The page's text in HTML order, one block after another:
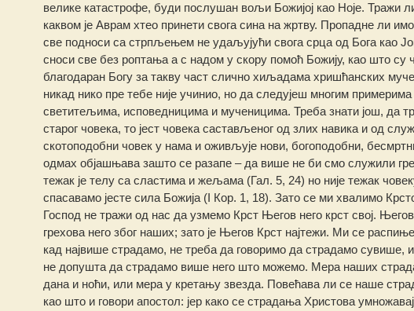
велике катастрофе, буди послушан вољи Божијој као Ноје. Тражи
каквом је Аврам хтео принети свога сина на жртву. Пропадне ли
све подноси са стрпљењем не удаљујући свога срца од Бога као
сноси све без роптања а с надом у скору помоћ Божију, као што
благодаран Богу за такву част слично хиљадама хришћанских
никад нико пре тебе није учинио, но да следујеш многим
светитељима, исповедницима и мученицима. Треба знати још, да
старог човека, то јест човека састављеног од злих навика и од
скотоподобни човек у нама и оживљује нови, богоподобни,
одмах објашњава зашто се разапе – да више не би смо служили
тежак је телу са сластима и жељама (Гал. 5, 24) но није тежак
спасавамо јесте сила Божија (I Кор. 1, 18). Зато се ми хвалимо
Господ не тражи од нас да узмемо Крст Његов него крст свој.
грехова него због наших; зато је Његов Крст најтежи. Ми се
кад највише страдамо, не треба да говоримо да страдамо
не допушта да страдамо више него што можемо. Мера наших
дана и ноћи, или мера у кретању звезда. Повећава ли се наше
као што и говори апостол: јер како се страдања Христова